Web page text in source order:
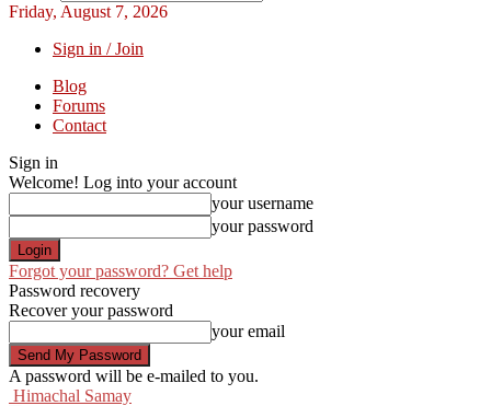
Friday, August 7, 2026
Sign in / Join
Blog
Forums
Contact
Sign in
Welcome! Log into your account
your username
your password
Forgot your password? Get help
Password recovery
Recover your password
your email
A password will be e-mailed to you.
Himachal Samay